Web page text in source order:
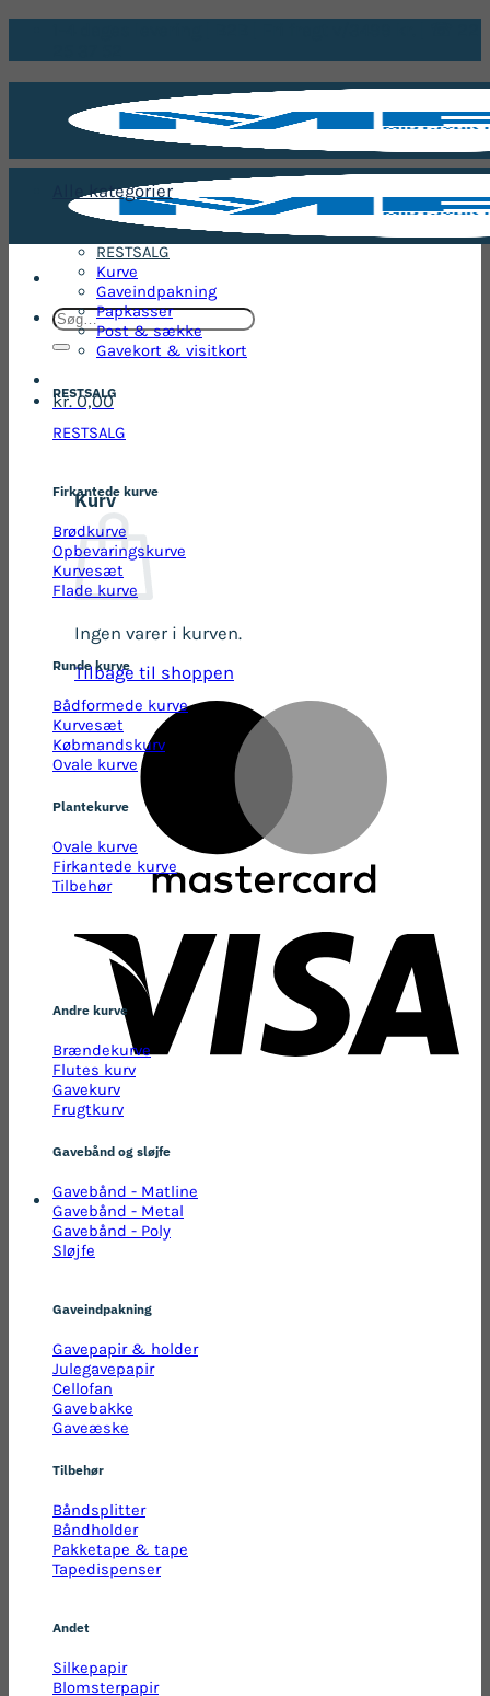
Søg
efter:
kr.0,00
Kurv
Ingen varer i kurven.
Tilbage til shoppen
Alle kategorier
RESTSALG
Kurve
Gaveindpakning
Papkasser
Post & sække
Gavekort & visitkort
RESTSALG
RESTSALG
Firkantede kurve
Brødkurve
Opbevaringskurve
Kurvesæt
Flade kurve
Runde kurve
Bådformede kurve
Kurvesæt
Købmandskurv
Ovale kurve
Plantekurve
Ovale kurve
Firkantede kurve
Tilbehør
Andre kurve
Brændekurve
Flutes kurv
Gavekurv
Frugtkurv
Gavebånd og sløjfe
Gavebånd - Matline
Gavebånd - Metal
Gavebånd - Poly
Sløjfe
Gaveindpakning
Gavepapir & holder
Julegavepapir
Cellofan
Gavebakke
Gaveæske
Tilbehør
Båndsplitter
Båndholder
Pakketape & tape
Tapedispenser
Andet
Silkepapir
Blomsterpapir